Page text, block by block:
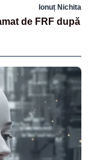
Ionuț Nichita
de FRF după